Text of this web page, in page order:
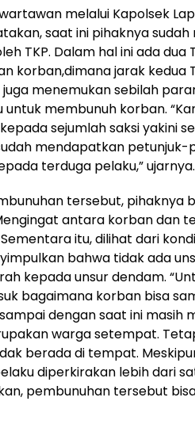
melalui Kapolsek
saat ini pihaknya
TKP. Dalam hal ini ada dua
korban,dimana jarak kedua
menemukan sebilah
membunuh korban.
sejumlah saksi yakini
mendapatkan petunjuk-
terduga pelaku,” ujarnya.
tersebut, pihaknya
antara korban dan
itu, dilihat dari
bahwa tidak ada
kepada unsur dendam.
bagaimana korban bisa
dengan saat ini masih
warga setempat.
berada di tempat.
diperkirakan lebih dari
pembunuhan tersebut